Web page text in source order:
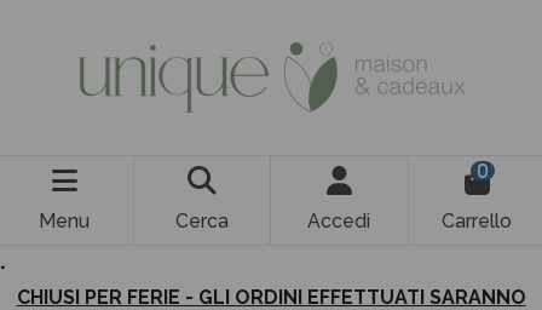
Menu Cerca Accedi
0
Carrello
.
CHIUSI PER FERIE - GLI ORDINI EFFETTUATI SARANNO